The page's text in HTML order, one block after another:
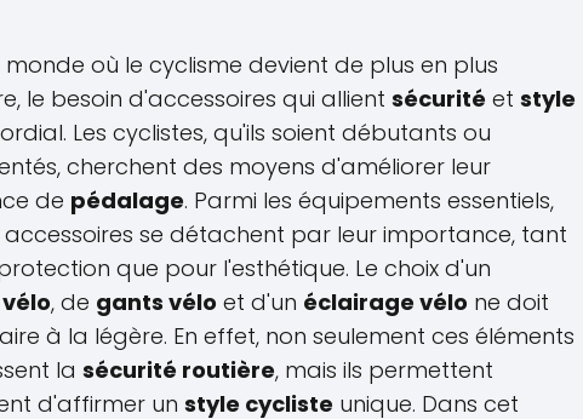
monde où le cyclisme devient de plus en plus
le besoin d'accessoires qui allient sécurité et style
Les cyclistes, qu'ils soient débutants ou
cherchent des moyens d'améliorer leur
de pédalage. Parmi les équipements essentiels,
se détachent par leur importance, tant
que pour l'esthétique. Le choix d'un
, de gants vélo et d'un éclairage vélo ne doit
à la légère. En effet, non seulement ces éléments
la sécurité routière, mais ils permettent
d'affirmer un style cycliste unique. Dans cet